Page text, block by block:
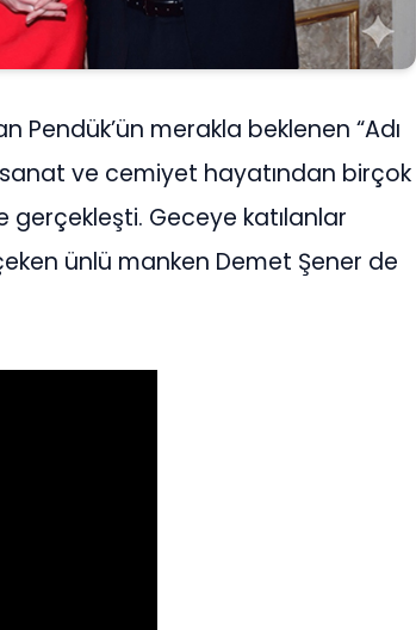
Pendük’ün merakla beklenen “Adı
sanat ve cemiyet hayatından birçok
gerçekleşti. Geceye katılanlar
ünlü manken Demet Şener de